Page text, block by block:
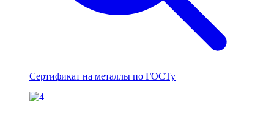
Сертификат на металлы по ГОСТу